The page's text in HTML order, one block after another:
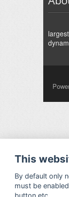
This
By default only
must be
button etc.